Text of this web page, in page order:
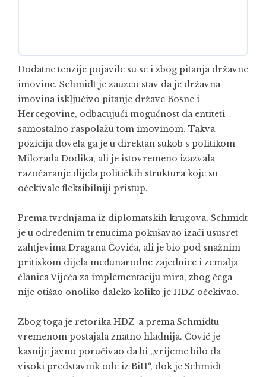
Dodatne tenzije pojavile su se i zbog pitanja državne
imovine. Schmidt je zauzeo stav da je državna
imovina isključivo pitanje države Bosne i
Hercegovine, odbacujući mogućnost da entiteti
samostalno raspolažu tom imovinom. Takva
pozicija dovela ga je u direktan sukob s politikom
Milorada Dodika, ali je istovremeno izazvala
razočaranje dijela političkih struktura koje su
očekivale fleksibilniji pristup.
Prema tvrdnjama iz diplomatskih krugova, Schmidt
je u određenim trenucima pokušavao izaći ususret
zahtjevima Dragana Čovića, ali je bio pod snažnim
pritiskom dijela međunarodne zajednice i zemalja
članica Vijeća za implementaciju mira, zbog čega
nije otišao onoliko daleko koliko je HDZ očekivao.
Zbog toga je retorika HDZ-a prema Schmidtu
vremenom postajala znatno hladnija. Čović je
kasnije javno poručivao da bi „vrijeme bilo da
visoki predstavnik ode iz BiH“, dok je Schmidt